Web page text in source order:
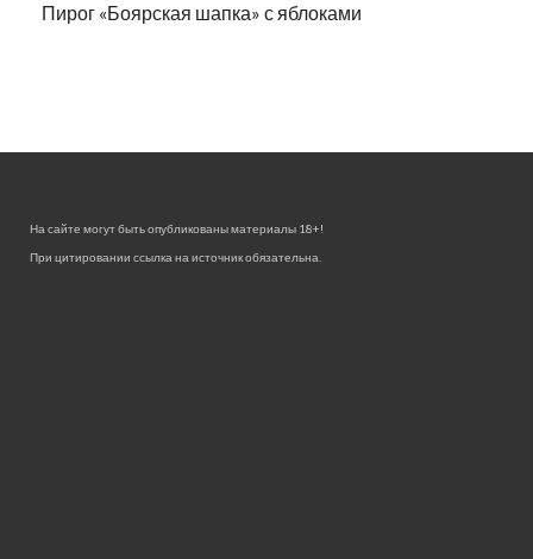
Пирог «Боярская шапка» с яблоками
На сайте могут быть опубликованы материалы 18+!
При цитировании ссылка на источник обязательна.